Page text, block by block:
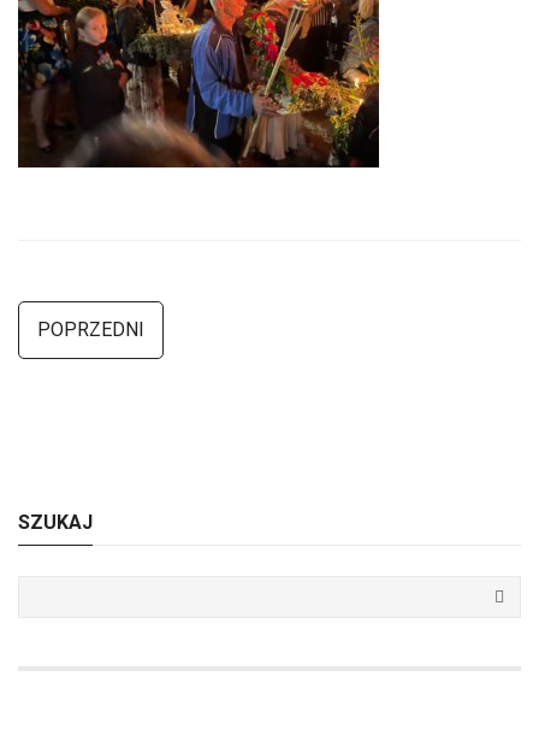
POPRZEDNI
SZUKAJ